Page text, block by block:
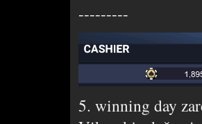
---------
5. winning day